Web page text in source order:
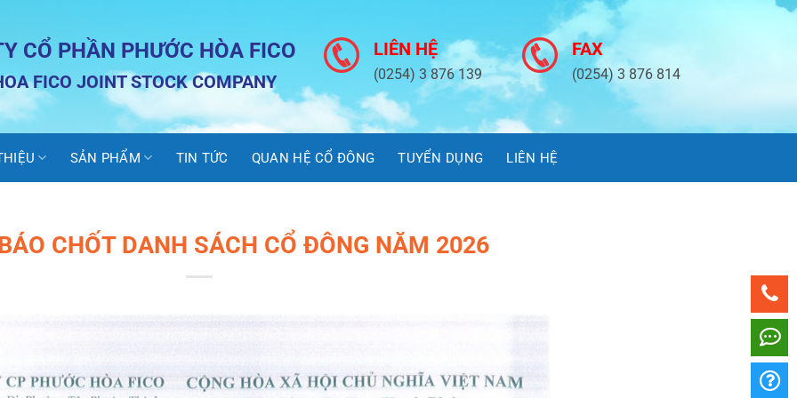
CỔ PHẦN PHƯỚC HÒA FICO
FICO JOINT STOCK COMPANY
LIÊN HỆ
(0254) 3 876 139
FAX
(0254) 3 876 814
SẢN PHẨM TIN TỨC QUAN HỆ CỔ ĐÔNG TUYỂN DỤNG LIÊN HỆ
CHỐT DANH SÁCH CỔ ĐÔNG NĂM 2026